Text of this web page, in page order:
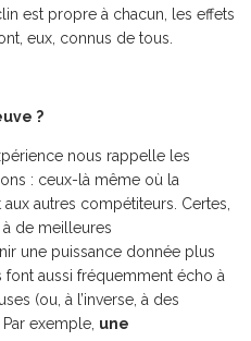
est propre à chacun, les effets
eux, connus de tous.
?
nous rappelle les
: ceux-là même où la
autres compétiteurs. Certes,
de meilleures
une puissance donnée plus
font aussi fréquemment écho à
(ou, à l’inverse, à des
exemple, une